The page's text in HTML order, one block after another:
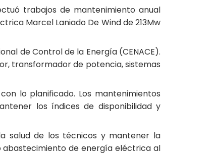
trabajos de mantenimiento anual
Marcel Laniado De Wind de 213Mw
de Control de la Energía (CENACE).
transformador de potencia, sistemas
lo planificado. Los mantenimientos
los índices de disponibilidad y
salud de los técnicos y mantener la
abastecimiento de energía eléctrica al